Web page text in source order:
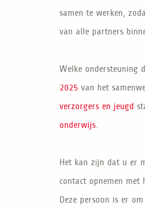
samen te werken,
van alle partners
Welke ondersteuning
2025 van het
verzorgers en jeugd
onderwijs.
Het kan zijn dat u er
contact opnemen
Deze persoon is er